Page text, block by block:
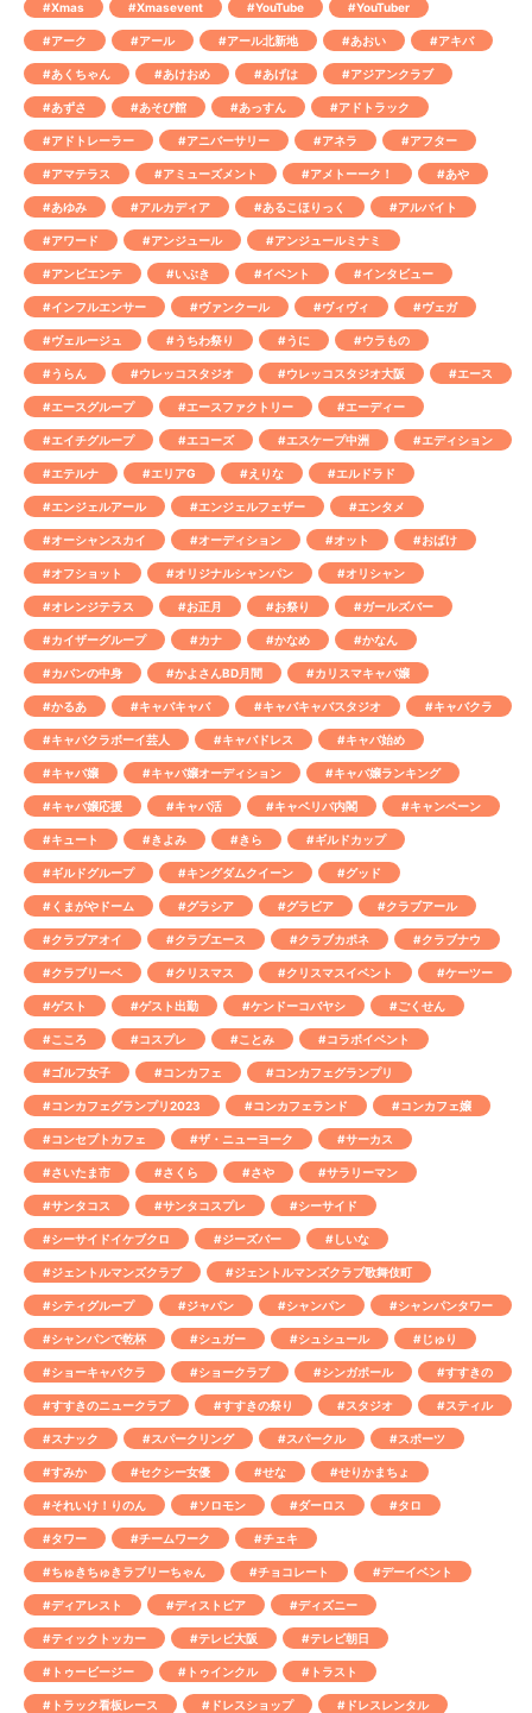
#Xmas #Xmasevent #YouTube #YouTuber
#アーク #アール #アール北新地 #あおい #アキバ
#あくちゃん #あけおめ #あげは #アジアンクラブ
#あずさ #あそび館 #あっすん #アドトラック
#アドトレーラー #アニバーサリー #アネラ #アフター
#アマテラス #アミューズメント #アメトーーク！ #あや
#あゆみ #アルカディア #あるこほりっく #アルバイト
#アワード #アンジュール #アンジュールミナミ
#アンビエンテ #いぶき #イベント #インタビュー
#インフルエンサー #ヴァンクール #ヴィヴィ #ヴェガ
#ヴェルージュ #うちわ祭り #うに #ウラもの
#うらん #ウレッコスタジオ #ウレッコスタジオ大阪 #エース
#エースグループ #エースファクトリー #エーディー
#エイチグループ #エコーズ #エスケープ中洲 #エディション
#エテルナ #エリアG #えりな #エルドラド
#エンジェルアール #エンジェルフェザー #エンタメ
#オーシャンスカイ #オーディション #オット #おばけ
#オフショット #オリジナルシャンパン #オリシャン
#オレンジテラス #お正月 #お祭り #ガールズバー
#カイザーグループ #カナ #かなめ #かなん
#カバンの中身 #かよさんBD月間 #カリスマキャバ嬢
#かるあ #キャバキャバ #キャバキャバスタジオ #キャバクラ
#キャバクラボーイ芸人 #キャバドレス #キャバ始め
#キャバ嬢 #キャバ嬢オーディション #キャバ嬢ランキング
#キャバ嬢応援 #キャバ活 #キャベリバ内閣 #キャンペーン
#キュート #きよみ #きら #ギルドカップ
#ギルドグループ #キングダムクイーン #グッド
#くまがやドーム #グラシア #グラビア #クラブアール
#クラブアオイ #クラブエース #クラブカポネ #クラブナウ
#クラブリーベ #クリスマス #クリスマスイベント #ケーツー
#ゲスト #ゲスト出勤 #ケンドーコバヤシ #ごくせん
#こころ #コスプレ #ことみ #コラボイベント
#ゴルフ女子 #コンカフェ #コンカフェグランプリ
#コンカフェグランプリ2023 #コンカフェランド #コンカフェ嬢
#コンセプトカフェ #ザ・ニューヨーク #サーカス
#さいたま市 #さくら #さや #サラリーマン
#サンタコス #サンタコスプレ #シーサイド
#シーサイドイケブクロ #ジーズバー #しいな
#ジェントルマンズクラブ #ジェントルマンズクラブ歌舞伎町
#シティグループ #ジャパン #シャンパン #シャンパンタワー
#シャンパンで乾杯 #シュガー #シュシュール #じゅり
#ショーキャバクラ #ショークラブ #シンガポール #すすきの
#すすきのニュークラブ #すすきの祭り #スタジオ #スティル
#スナック #スパークリング #スパークル #スポーツ
#すみか #セクシー女優 #せな #せりかまちょ
#それいけ！りのん #ソロモン #ダーロス #タロ
#タワー #チームワーク #チェキ
#ちゅきちゅきラブリーちゃん #チョコレート #デーイベント
#ディアレスト #ディストピア #ディズニー
#ティックトッカー #テレビ大阪 #テレビ朝日
#トゥービージー #トゥインクル #トラスト
#トラック看板レース #ドレスショップ #ドレスレンタル